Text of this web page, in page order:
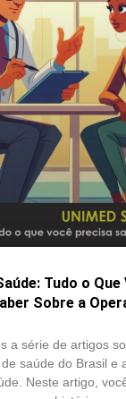
Tudo o
Sobre a
a série de artigos
saúde do Brasil e
Neste artigo,